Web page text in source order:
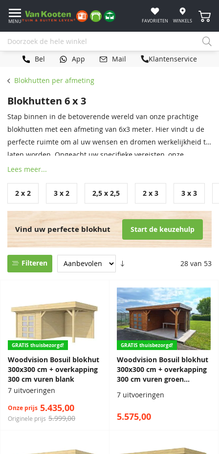
MENU FAVORIETEN WINKELS
Bel App Mail Klantenservice
Blokhutten per afmeting
Blokhutten 6 x 3
Stap binnen in de betoverende wereld van onze prachtige
blokhutten met een afmeting van 6x3 meter. Hier vindt u de
perfecte ruimte om al uw wensen en dromen werkelijkheid te
laten worden. Ongeacht uw specifieke vereisten, onze
blokhutten zijn volledig aanpasbaar om aan uw
buitenruimte te creëren. Benieuwd naar alle mogelijkheden?
Vraag dan gerust een offerte aan of kom langs in een van
onze overdekte showrooms, waar onze verkoopadviseurs u
graag verder helpen.
Lees meer...
2 x 2 3 x 2 2,5 x 2,5 2 x 3 3 x 3
Vind uw perfecte blokhut Start de keuzehulp
Filteren 28 van 53
GRATIS thuisbezorgd!
Woodvision Bosuil blokhut
300x300 cm + overkapping
300 cm vuren blank
7 uitvoeringen
Originele prijs 5.999,00
Onze prijs 5.435,00
GRATIS thuisbezorgd!
Woodvision Bosuil blokhut
300x300 cm + overkapping
300 cm vuren groen
7 uitvoeringen
5.575,00